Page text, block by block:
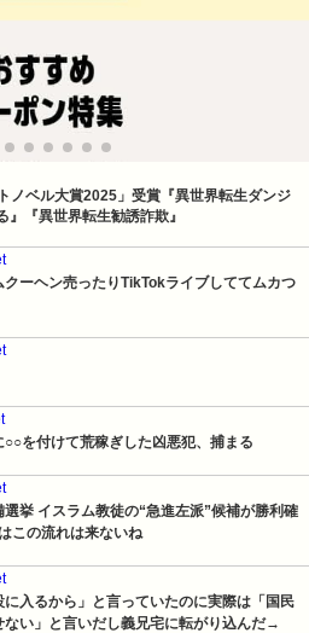
ノベル大賞2025」受賞『異世界転生ダンジ
』『異世界転生勧誘詐欺』
ーヘン売ったりTikTokライブしててムカつ
○○を付けて荒稼ぎした凶悪犯、捕まる
挙 イスラム教徒の“急進左派”候補が勝利確
この流れは来ないね
入るから」と言っていたのに実際は「国民
い」と言いだし義兄宅に転がり込んだ→